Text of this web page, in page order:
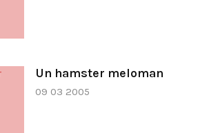
Un hamster meloman
09 03 2005